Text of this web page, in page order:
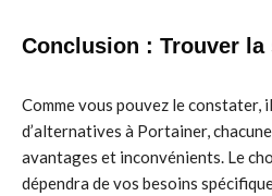
Conclusion : Trouver
Comme vous pouvez le constater,
d’alternatives à Portainer,
avantages et inconvénients. Le
dépendra de vos besoins